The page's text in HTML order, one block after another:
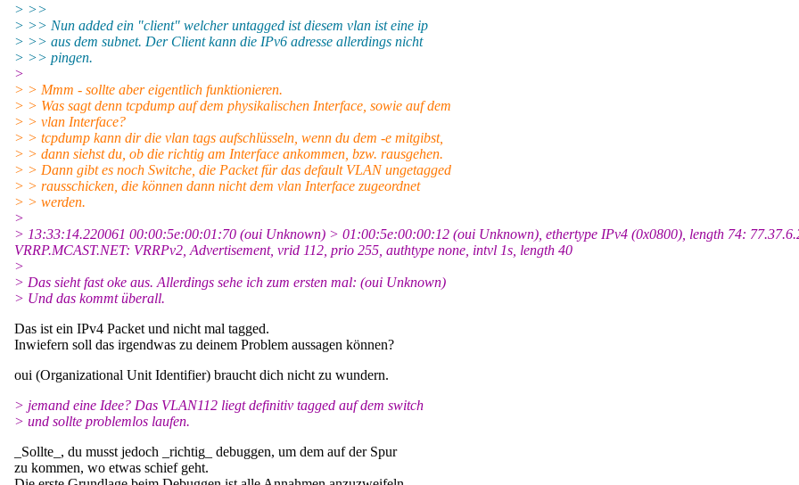
> >>
> >> Nun added ein "client" welcher untagged ist diesem vlan ist eine ip
> >> aus dem subnet. Der Client kann die IPv6 adresse allerdings nicht
> >> pingen.
>
> > Mmm - sollte aber eigentlich funktionieren.
> > Was sagt denn tcpdump auf dem physikalischen Interface, sowie auf dem
> > vlan Interface?
> > tcpdump kann dir die vlan tags aufschlüsseln, wenn du dem -e mitgibst,
> > dann siehst du, ob die richtig am Interface ankommen, bzw. rausgehen.
> > Dann gibt es noch Switche, die Packet für das default VLAN ungetagged
> > rausschicken, die können dann nicht dem vlan Interface zugeordnet
> > werden.
>
> 13:33:14.220061 00:00:5e:00:01:70 (oui Unknown) > 01:00:5e:00:00:12 (oui Unknown), ethertype IPv4 (0x0800), length 74:
VRRP.MCAST.NET: VRRPv2, Advertisement, vrid 112, prio 255, authtype none, intvl 1s, length 40
>
> Das sieht fast oke aus. Allerdings sehe ich zum ersten mal: (oui Unknown)
> Und das kommt überall.
Das ist ein IPv4 Packet und nicht mal tagged.
Inwiefern soll das irgendwas zu deinem Problem aussagen können?
oui (Organizational Unit Identifier) braucht dich nicht zu wundern.
> jemand eine Idee? Das VLAN112 liegt definitiv tagged auf dem switch
> und sollte problemlos laufen.
_Sollte_, du musst jedoch _richtig_ debuggen, um dem auf der Spur
zu kommen, wo etwas schief geht.